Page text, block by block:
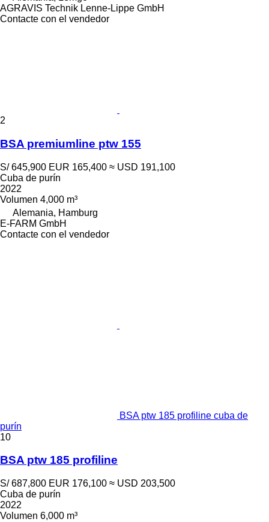
AGRAVIS Technik Lenne-Lippe GmbH
Contacte con el vendedor
2
BSA premiumline ptw 155
S/ 645,900 EUR 165,400 ≈ USD 191,100
Cuba de purín
2022
Volumen 4,000 m³
Alemania, Hamburg
E-FARM GmbH
Contacte con el vendedor
BSA ptw 185 profiline cuba de
purín
10
BSA ptw 185 profiline
S/ 687,800 EUR 176,100 ≈ USD 203,500
Cuba de purín
2022
Volumen 6,000 m³